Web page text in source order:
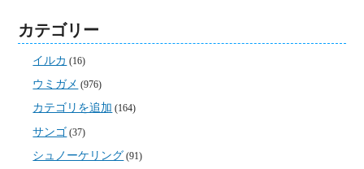
カテゴリー
イルカ (16)
ウミガメ (976)
カテゴリを追加 (164)
サンゴ (37)
シュノーケリング (91)